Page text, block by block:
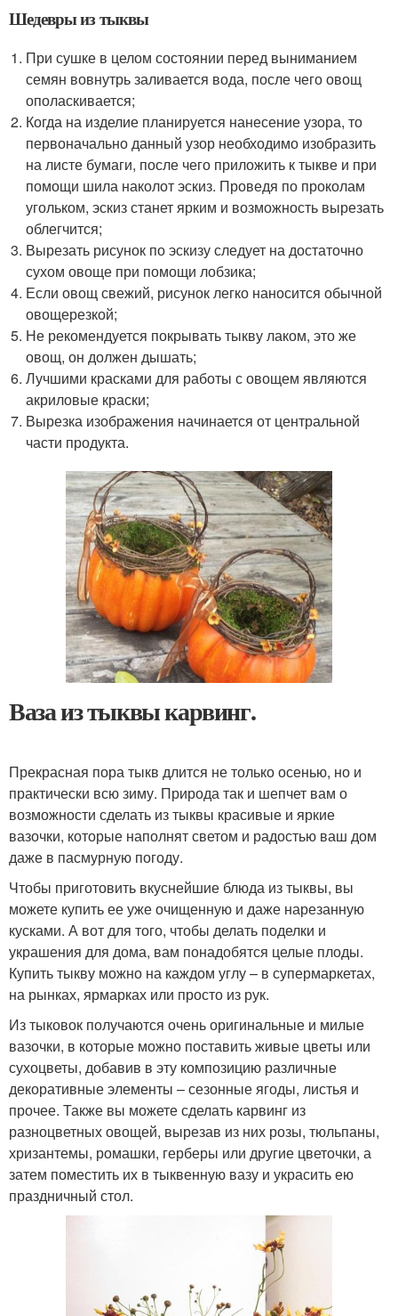
Шедевры из тыквы
При сушке в целом состоянии перед выниманием
семян вовнутрь заливается вода, после чего овощ
ополаскивается;
Когда на изделие планируется нанесение узора, то
первоначально данный узор необходимо изобразить
на листе бумаги, после чего приложить к тыкве и при
помощи шила наколот эскиз. Проведя по проколам
угольком, эскиз станет ярким и возможность вырезать
облегчится;
Вырезать рисунок по эскизу следует на достаточно
сухом овоще при помощи лобзика;
Если овощ свежий, рисунок легко наносится обычной
овощерезкой;
Не рекомендуется покрывать тыкву лаком, это же
овощ, он должен дышать;
Лучшими красками для работы с овощем являются
акриловые краски;
Вырезка изображения начинается от центральной
части продукта.
Ваза из тыквы карвинг.
Прекрасная пора тыкв длится не только осенью, но и
практически всю зиму. Природа так и шепчет вам о
возможности сделать из тыквы красивые и яркие
вазочки, которые наполнят светом и радостью ваш дом
даже в пасмурную погоду.
Чтобы приготовить вкуснейшие блюда из тыквы, вы
можете купить ее уже очищенную и даже нарезанную
кусками. А вот для того, чтобы делать поделки и
украшения для дома, вам понадобятся целые плоды.
Купить тыкву можно на каждом углу – в супермаркетах,
на рынках, ярмарках или просто из рук.
Из тыковок получаются очень оригинальные и милые
вазочки, в которые можно поставить живые цветы или
сухоцветы, добавив в эту композицию различные
декоративные элементы – сезонные ягоды, листья и
прочее. Также вы можете сделать карвинг из
разноцветных овощей, вырезав из них розы, тюльпаны,
хризантемы, ромашки, герберы или другие цветочки, а
затем поместить их в тыквенную вазу и украсить ею
праздничный стол.